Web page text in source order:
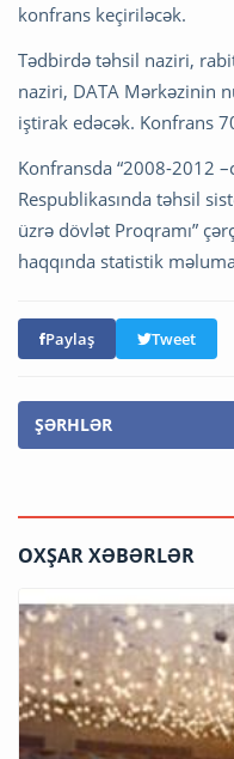
konfrans keçiriləcək.
Tədbirdə təhsil naziri,
naziri, DATA Mərkəzinin
iştirak edəcək. Konfrans
Konfransda “2008-2012
Respublikasında təhsil
üzrə dövlət Proqramı”
haqqında statistik
Paylaş Tweet
ŞƏRHLƏR
OXŞAR XƏBƏRLƏR